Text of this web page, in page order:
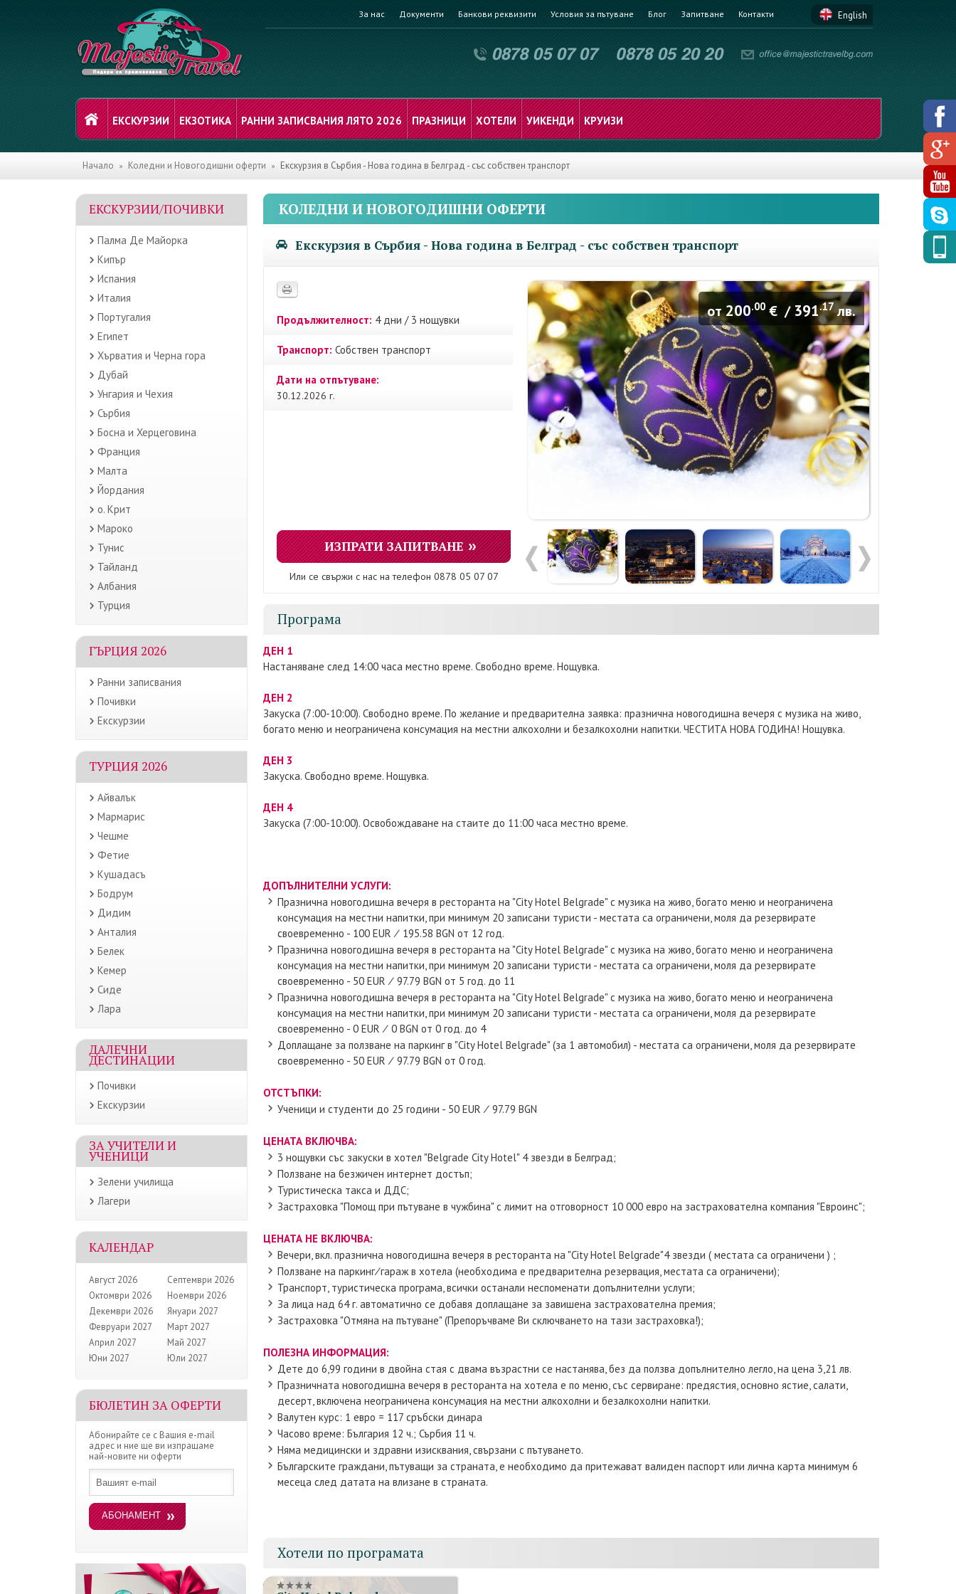
За нас Документи Банкови реквизити Условия за пътуване Блог Запитване Контакти English
ЕКСКУРЗИИ ЕКЗОТИКА РАННИ ЗАПИСВАНИЯ ЛЯТО 2026 ПРАЗНИЦИ ХОТЕЛИ УИКЕНДИ КРУИЗИ
Начало Коледни и Новогодишни оферти Екскурзия в Сърбия - Нова година в Белград - със собствен транспорт
ЕКСКУРЗИИ/ПОЧИВКИ
Палма Де Майорка
Кипър
Испания
Италия
Португалия
Египет
Хърватия и Черна гора
Дубай
Унгария и Чехия
Сърбия
Босна и Херцеговина
Франция
Малта
Йордания
о. Крит
Мароко
Тунис
Тайланд
Албания
Турция
ГЪРЦИЯ 2026
Ранни записвания
Почивки
Екскурзии
ТУРЦИЯ 2026
Айвалък
Мармарис
Чешме
Фетие
Кушадасъ
Бодрум
Дидим
Анталия
Белек
Кемер
Сиде
Лара
ДАЛЕЧНИ
ДЕСТИНАЦИИ
Почивки
Екскурзии
ЗА УЧИТЕЛИ И
УЧЕНИЦИ
Зелени училища
Лагери
КАЛЕНДАР
Август 2026
Септември 2026
Октомври 2026
Ноември 2026
Декември 2026
Януари 2027
Февруари 2027
Март 2027
Април 2027
Май 2027
Юни 2027
Юли 2027
БЮЛЕТИН ЗА ОФЕРТИ
Абонирайте се с Вашия e-mail
адрес и ние ще ви изпращаме
най-новите ни оферти
КОЛЕДНИ И НОВОГОДИШНИ ОФЕРТИ
Екскурзия в Сърбия - Нова година в Белград - със собствен транспорт
от200.00 € / 391.17лв.
Продължителност: 4 дни / 3 нощувки
Транспорт: Собствен транспорт
Дати на отпътуване:
30.12.2026 г.
ИЗПРАТИ ЗАПИТВАНЕ
Или се свържи с нас на телефон 0878 05 07 07
Програма
ДЕН 1
Настаняване след 14:00 часа местно време. Свободно време. Нощувка.
ДЕН 2
Закуска (7:00-10:00). Свободно време. По желание и предварителна заявка: празнична новогодишна вечеря с музика на живо,
богато меню и неограничена консумация на местни алкохолни и безалкохолни напитки. ЧЕСТИТА НОВА ГОДИНА! Нощувка.
ДЕН 3
Закуска. Свободно време. Нощувка.
ДЕН 4
Закуска (7:00-10:00). Освобождаване на стаите до 11:00 часа местно време.
ДОПЪЛНИТЕЛНИ УСЛУГИ:
Празнична новогодишна вечеря в ресторанта на "City Hotel Belgrade" с музика на живо, богато меню и неограничена
консумация на местни напитки, при минимум 20 записани туристи - местата са ограничени, моля да резервирате
своевременно - 100 EUR ∕ 195.58 BGN от 12 год.
Празнична новогодишна вечеря в ресторанта на "City Hotel Belgrade" с музика на живо, богато меню и неограничена
консумация на местни напитки, при минимум 20 записани туристи - местата са ограничени, моля да резервирате
своевременно - 50 EUR ∕ 97.79 BGN от 5 год. до 11
Празнична новогодишна вечеря в ресторанта на "City Hotel Belgrade" с музика на живо, богато меню и неограничена
консумация на местни напитки, при минимум 20 записани туристи - местата са ограничени, моля да резервирате
своевременно - 0 EUR ∕ 0 BGN от 0 год. до 4
Доплащане за ползване на паркинг в "City Hotel Belgrade" (за 1 автомобил) - местата са ограничени, моля да резервирате
своевременно - 50 EUR ∕ 97.79 BGN от 0 год.
ОТСТЪПКИ:
Ученици и студенти до 25 години - 50 EUR ∕ 97.79 BGN
ЦЕНАТА ВКЛЮЧВА:
3 нощувки със закуски в хотел "Belgrade City Hotel" 4 звезди в Белград;
Ползване на безжичен интернет достъп;
Туристическа такса и ДДС;
Застраховка "Помощ при пътуване в чужбина" с лимит на отговорност 10 000 евро на застрахователна компания "Евроинс";
ЦЕНАТА НЕ ВКЛЮЧВА:
Вечери, вкл. празнична новогодишна вечеря в ресторанта на "City Hotel Belgrade"4 звезди ( местата са ограничени ) ;
Ползване на паркинг∕гараж в хотела (необходима е предварителна резервация, местата са ограничени);
Транспорт, туристическа програма, всички останали неспоменати допълнителни услуги;
За лица над 64 г. автоматично се добавя доплащане за завишена застрахователна премия;
Застраховка "Отмяна на пътуване" (Препоръчваме Ви сключването на тази застраховка!);
ПОЛЕЗНА ИНФОРМАЦИЯ:
Дете до 6,99 години в двойна стая с двама възрастни се настанява, без да ползва допълнително легло, на цена 3,21 лв.
Празничната новогодишна вечеря в ресторанта на хотела е по меню, със сервиране: предястия, основно ястие, салати,
десерт, включена неограничена консумация на местни алкохолни и безалкохолни напитки.
Валутен курс: 1 евро = 117 сръбски динара
Часово време: България 12 ч.; Сърбия 11 ч.
Няма медицински и здравни изисквания, свързани с пътуването.
Българските граждани, пътуващи за страната, е необходимо да притежават валиден паспорт или лична карта минимум 6
месеца след датата на влизане в страната.
Хотели по програмата